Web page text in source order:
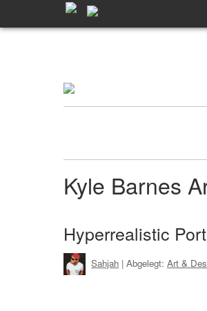
Kyle Barnes
Hyperrealistic
Sahjah | Abgelegt:Art &